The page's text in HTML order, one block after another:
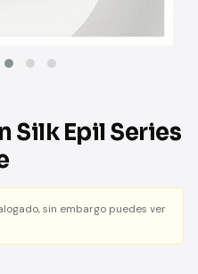
Silk Epil Series
sin embargo puedes ver